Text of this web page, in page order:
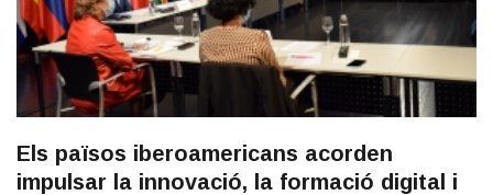
Els països iberoamericans acorden
impulsar la innovació, la formació digital i